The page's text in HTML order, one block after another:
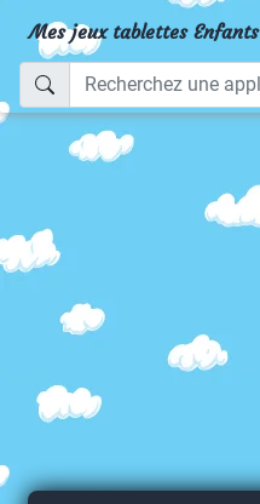
Mes jeux tablettes Enfants